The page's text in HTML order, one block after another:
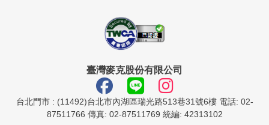
臺灣麥克股份有限公司
台北門市 : (11492)台北市內湖區瑞光路513巷31號6樓 電話: 02-
87511766 傳真: 02-87511769 統編: 42313102